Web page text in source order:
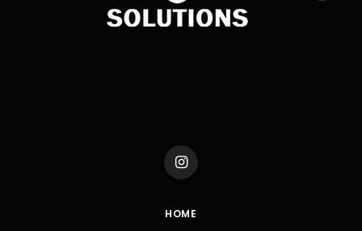
Instagram
HOME